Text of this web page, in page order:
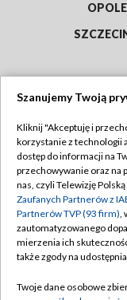
OPOLE
Abonament TVP
Emisja w TVP
Centrum
Naziemna
Szanujemy Twoją
Kliknij "Akceptuję i
korzystanie z technologii
dostęp do informacji na
przechowywanie oraz na
nas, czyli Telewizję
Zaufanych Partnerów z
Partnerów TVP (93 firm),
zautomatyzowanego
mierzenia ich
także zgody na
Twoje dane osobowe